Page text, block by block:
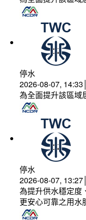
停水
2026-08-07,
為全面提升該區域
停水
2026-08-07,
為提升供水穩定度
更安心可靠之用水